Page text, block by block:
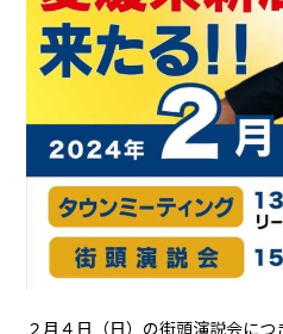
２月４日（日）の街頭演説会に